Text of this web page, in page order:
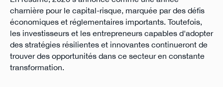
charnière pour le capital-risque, marquée par des défis
économiques et réglementaires importants. Toutefois,
les investisseurs et les entrepreneurs capables d'adopter
des stratégies résilientes et innovantes continueront de
trouver des opportunités dans ce secteur en constante
transformation.